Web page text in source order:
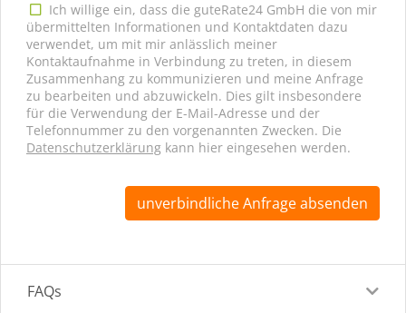
Ich willige ein, dass die guteRate24 GmbH die von mir
übermittelten Informationen und Kontaktdaten dazu
verwendet, um mit mir anlässlich meiner
Kontaktaufnahme in Verbindung zu treten, in diesem
Zusammenhang zu kommunizieren und meine Anfrage
zu bearbeiten und abzuwickeln. Dies gilt insbesondere
für die Verwendung der E-Mail-Adresse und der
Telefonnummer zu den vorgenannten Zwecken. Die
Datenschutzerklärung kann hier eingesehen werden.
unverbindliche Anfrage absenden
FAQs